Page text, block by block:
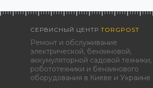
СЕРВИСНЫЙ ЦЕНТР TORGPOST
Ремонт и обслуживание
электрической, бензиновой,
аккумуляторной садовой техники,
робототехники и бензинового
оборудования в Киеве и Украине